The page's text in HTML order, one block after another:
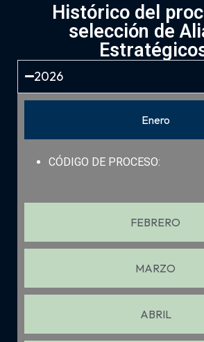
Histórico del
selección de
2026
Enero
FEBRERO
MARZO
ABRIL
CÓDIGO DE PROCESO: